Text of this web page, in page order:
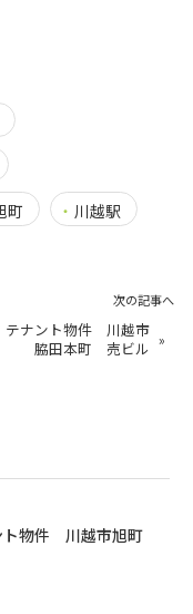
町 川越駅
次の記事へ
テナント物件 川越市
脇田本町 売ビル »
ト物件 川越市旭町